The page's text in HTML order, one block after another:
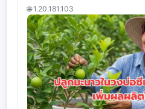
🌐 1.20.181.103